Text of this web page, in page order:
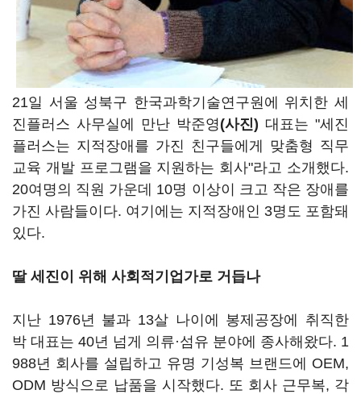
21일 서울 성북구 한국과학기술연구원에 위치한 세
진플러스 사무실에 만난 박준영(사진) 대표는 "세진
플러스는 지적장애를 가진 친구들에게 맞춤형 직무
교육 개발 프로그램을 지원하는 회사"라고 소개했다.
20여명의 직원 가운데 10명 이상이 크고 작은 장애를
가진 사람들이다. 여기에는 지적장애인 3명도 포함돼
있다.
딸 세진이 위해 사회적기업가로 거듭나
지난 1976년 불과 13살 나이에 봉제공장에 취직한
박 대표는 40년 넘게 의류·섬유 분야에 종사해왔다. 1
988년 회사를 설립하고 유명 기성복 브랜드에 OEM,
ODM 방식으로 납품을 시작했다. 또 회사 근무복, 각